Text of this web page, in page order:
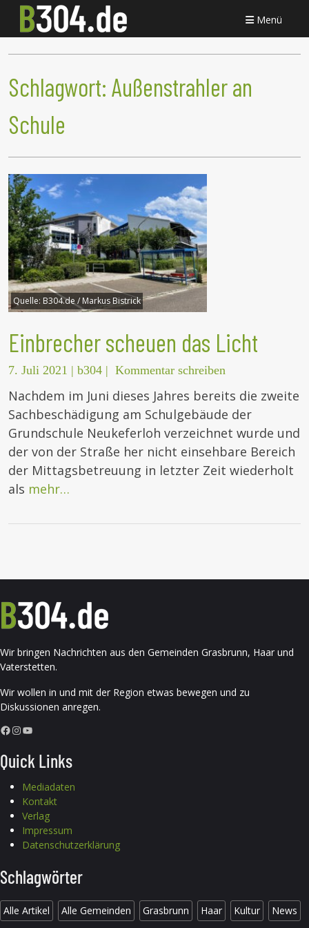
Menü
Schlagwort: Außenstrahler an
Schule
Quelle: B304.de / Markus Bistrick
Einbrecher scheuen das Licht
7. Juli 2021 | b304 | Kommentar schreiben
Nachdem im Juni dieses Jahres bereits die zweite
Sachbeschädigung am Schulgebäude der
Grundschule Neukeferloh verzeichnet wurde und
der von der Straße her nicht einsehbare Bereich
der Mittagsbetreuung in letzter Zeit wiederholt
als mehr…
Wir bringen Nachrichten aus den Gemeinden Grasbrunn, Haar und
Vaterstetten.
Wir wollen in und mit der Region etwas bewegen und zu
Diskussionen anregen.
Facebook InstagramYouTube
Quick Links
Mediadaten
Kontakt
Verlag
Impressum
Datenschutzerklärung
Schlagwörter
Alle Artikel Alle Gemeinden Grasbrunn Haar Kultur News